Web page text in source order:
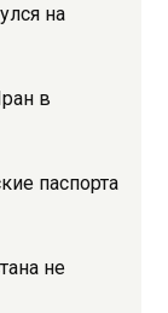
на
в
паспорта
не